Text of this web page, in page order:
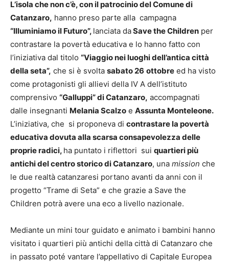
L’isola che non c’è, con il patrocinio del Comune di
Catanzaro, hanno preso parte alla campagna
“Illuminiamo il Futuro”, lanciata daSave the Children per
contrastare la povertà educativa e lo hanno fatto con
l’iniziativa dal titolo “Viaggio nei luoghi dell’antica città
della seta”, che si è svolta sabato 26 ottobre ed ha visto
come protagonisti gli allievi della IV A dell’istituto
comprensivo “Galluppi” di Catanzaro, accompagnati
dalle insegnanti Melania Scalzo e Assunta Monteleone.
L’iniziativa, che si proponeva di contrastare la povertà
educativa dovuta alla scarsa consapevolezza delle
proprie radici, ha puntato i riflettori sui quartieri più
antichi del centro storico di Catanzaro, una mission che
le due realtà catanzaresi portano avanti da anni con il
progetto “Trame di Seta” e che grazie a Save the
Children potrà avere una eco a livello nazionale.
Mediante un mini tour guidato e animato i bambini hanno
visitato i quartieri più antichi della città di Catanzaro che
in passato poté vantare l’appellativo di Capitale Europea